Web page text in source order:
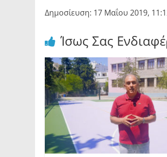
Δημοσίευση: 17 Μαΐου 2019,
Ίσως Σας